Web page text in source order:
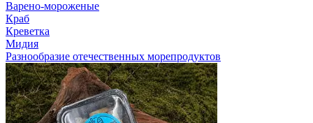
Варено-мороженые
Краб
Креветка
Мидия
Разнообразие отечественных морепродуктов